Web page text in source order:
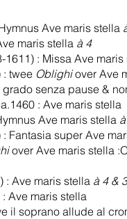
Ave maris stella
maris stella à 4
: Missa Ave
: twee Oblighiover Ave
senza pause &
: Ave maris
Ave maris stella
Fantasia super Ave
over Ave maris stella
: Ave maris stella à 4 & 3
Ave maris stella
il soprano allude al